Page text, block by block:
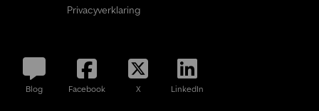
Privacyverklaring
Blog Facebook X LinkedIn